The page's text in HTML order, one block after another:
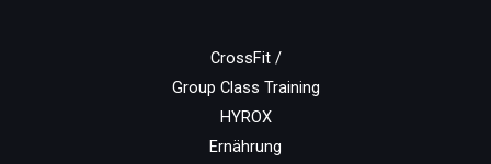
CrossFit /
Group Class Training
HYROX
Ernährung